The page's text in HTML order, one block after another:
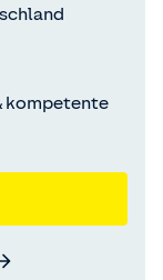
kompetente